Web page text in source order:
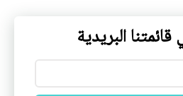
البريدية